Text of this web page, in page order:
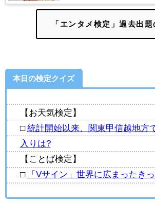
「エンタメ検定」過去出題
本日の検定クイズ
【お天気検定】
□統計開始以来、関東甲信越地方
入りは?
【ことば検定】
□
「Vサイン」世界に広まったき